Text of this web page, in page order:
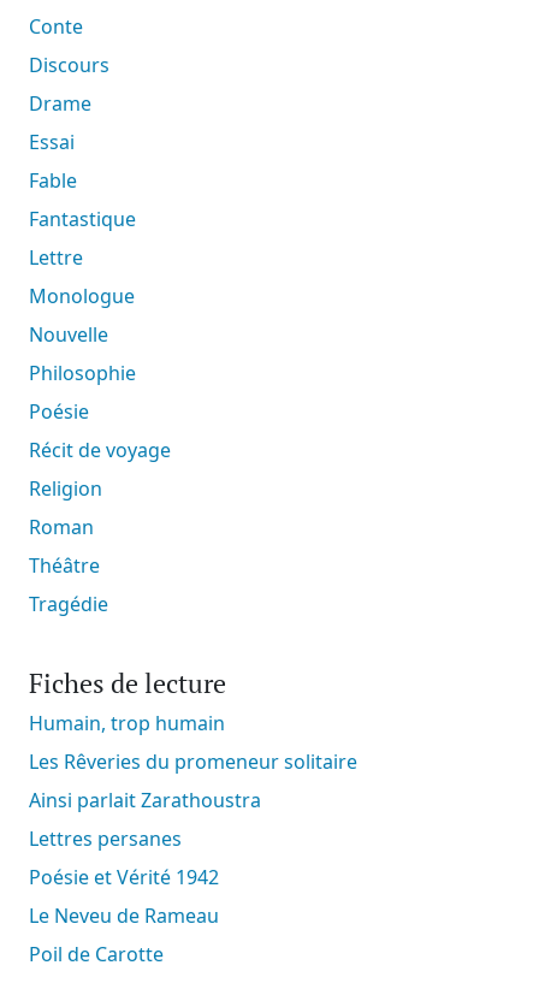
Conte
Discours
Drame
Essai
Fable
Fantastique
Lettre
Monologue
Nouvelle
Philosophie
Poésie
Récit de voyage
Religion
Roman
Théâtre
Tragédie
Fiches de lecture
Humain, trop humain
Les Rêveries du promeneur solitaire
Ainsi parlait Zarathoustra
Lettres persanes
Poésie et Vérité 1942
Le Neveu de Rameau
Poil de Carotte